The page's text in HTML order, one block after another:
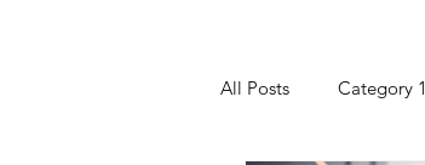
All Posts Category 1